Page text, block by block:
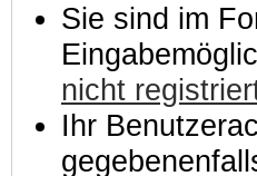
Sie sind im
nicht
Ihr